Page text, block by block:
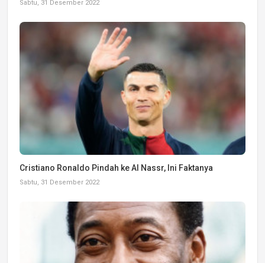
Sabtu, 31 Desember 2022
Cristiano Ronaldo Pindah ke Al Nassr, Ini Faktanya
Sabtu, 31 Desember 2022